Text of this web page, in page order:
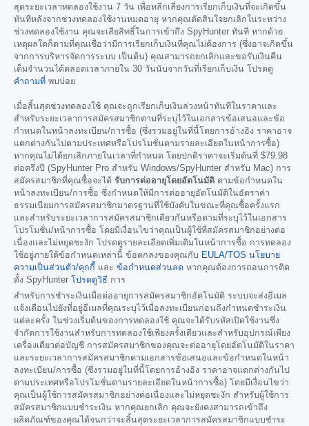
สุดระยะเวลาทดลองใช้งาน 7 วัน เพื่อหลีกเลี่ยงการเรียกเก็บเงินที่จะเกิดขึ้น
ทันทีหลังจากช่วงทดลองใช้งานหมดอายุ หากคุณตัดสินใจยกเลิกในระหว่าง
ช่วงทดลองใช้งาน คุณจะเสียสิทธิ์ในการเข้าถึง SpyHunter ทันที หากด้วย
เหตุผลใดก็ตามที่คุณเชื่อว่ามีการเรียกเก็บเงินที่คุณไม่ต้องการ (ซึ่งอาจเกิดขึ้น
จากการบริหารจัดการระบบ เป็นต้น) คุณสามารถยกเลิกและขอรับเงินคืน
เต็มจำนวนได้ตลอดเวลาภายใน 30 วันนับจากวันที่เรียกเก็บเงิน โปรดดู
คำถามที่ พบบ่อย
เมื่อสิ้นสุดช่วงทดลองใช้ คุณจะถูกเรียกเก็บเงินล่วงหน้าทันทีในราคาและ
สำหรับระยะเวลาการสมัครสมาชิกตามที่ระบุไว้ในเอกสารข้อเสนอและข้อ
กำหนดในหน้าลงทะเบียน/การซื้อ (ซึ่งรวมอยู่ในที่นี้โดยการอ้างอิง ราคาอาจ
แตกต่างกันไปตามประเทศหรือโปรโมชั่นตามรายละเอียดในหน้าการซื้อ)
หากคุณไม่ได้ยกเลิกภายในเวลาที่กำหนด โดยปกติราคาจะเริ่มต้นที่ $79.98
ต่อครึ่งปี (SpyHunter Pro สำหรับ Windows/SpyHunter สำหรับ Mac) การ
สมัครสมาชิกที่คุณซื้อจะได้ รับการต่ออายุโดยอัตโนมัติ ตามข้อกำหนดใน
หน้าลงทะเบียน/การซื้อ ซึ่งกำหนดให้มีการต่ออายุอัตโนมัติในอัตราค่า
ธรรมเนียมการสมัครสมาชิกมาตรฐานที่ใช้บังคับในขณะที่คุณซื้อครั้งแรก
และสำหรับระยะเวลาการสมัครสมาชิกเดียวกันหรือตามที่ระบุไว้ในเอกสาร
โปรโมชั่น/หน้าการซื้อ โดยมีเงื่อนไขว่าคุณเป็นผู้ใช้ที่สมัครสมาชิกอย่างต่อ
เนื่องและไม่หยุดชะงัก โปรดดูรายละเอียดเพิ่มเติมในหน้าการซื้อ การทดลอง
ใช้อยู่ภายใต้ข้อกำหนดเหล่านี้ ข้อตกลงของคุณกับ EULA/TOS นโยบาย
ความเป็นส่วนตัว/คุกกี้ และ ข้อกำหนดส่วนลด หากคุณต้องการถอนการติด
ตั้ง SpyHunter โปรดดูวิธี การ
สำหรับการชำระเงินเมื่อต่ออายุการสมัครสมาชิกอัตโนมัติ ระบบจะส่งอีเมล
แจ้งเตือนไปยังที่อยู่อีเมลที่คุณระบุไว้เมื่อลงทะเบียนก่อนถึงกำหนดชำระเงิน
แต่ละครั้ง ในช่วงเริ่มต้นของการทดลองใช้ คุณจะได้รับรหัสเปิดใช้งานซึ่ง
จำกัดการใช้งานสำหรับการทดลองใช้เพียงครั้งเดียวและสำหรับอุปกรณ์เพียง
เครื่องเดียวต่อบัญชี การสมัครสมาชิกของคุณจะต่ออายุโดยอัตโนมัติในราคา
และระยะเวลาการสมัครสมาชิกตามเอกสารข้อเสนอและข้อกำหนดในหน้า
ลงทะเบียน/การซื้อ (ซึ่งรวมอยู่ในที่นี้โดยการอ้างอิง ราคาอาจแตกต่างกันไป
ตามประเทศหรือโปรโมชั่นตามรายละเอียดในหน้าการซื้อ) โดยมีเงื่อนไขว่า
คุณเป็นผู้ใช้การสมัครสมาชิกอย่างต่อเนื่องและไม่หยุดชะงัก สำหรับผู้ใช้การ
สมัครสมาชิกแบบชำระเงิน หากคุณยกเลิก คุณจะยังคงสามารถเข้าถึง
ผลิตภัณฑ์ของคุณได้จนกว่าจะสิ้นสุดระยะเวลาการสมัครสมาชิกแบบชำระ